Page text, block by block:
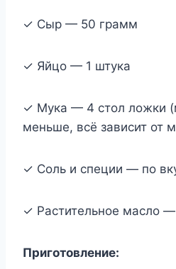
✓ Сыр — 50 грамм
✓ Яйцо — 1 штука
✓ Мука — 4 стол ложки
меньше, всё зависит от
✓ Соль и специи — по
✓ Растительное масло
Приготовление: